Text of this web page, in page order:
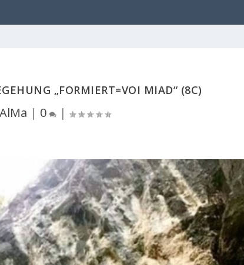
„FORMIERT=VOI MIAD“ (8C)
AlMa | 0 |